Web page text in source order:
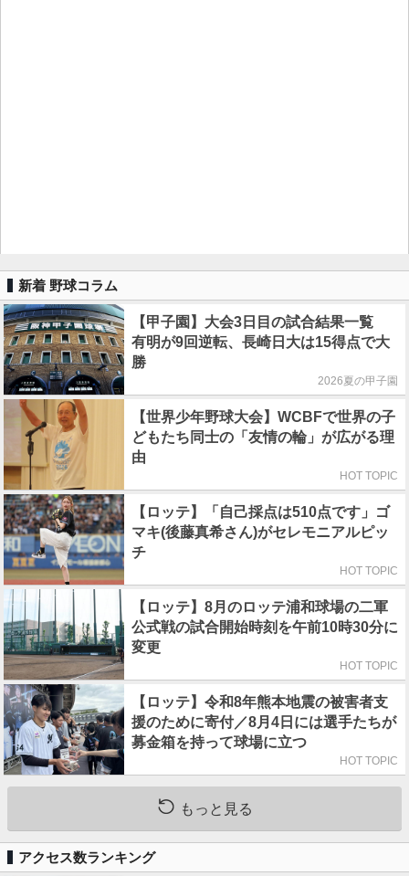
新着 野球コラム
【甲子園】大会3日目の試合結果一覧
有明が9回逆転、長崎日大は15得点で大
勝
2026夏の甲子園
【世界少年野球大会】WCBFで世界の子
どもたち同士の「友情の輪」が広がる理
由
HOT TOPIC
【ロッテ】「自己採点は510点です」ゴ
マキ(後藤真希さん)がセレモニアルピッ
チ
HOT TOPIC
【ロッテ】8月のロッテ浦和球場の二軍
公式戦の試合開始時刻を午前10時30分に
変更
HOT TOPIC
【ロッテ】令和8年熊本地震の被害者支
援のために寄付／8月4日には選手たちが
募金箱を持って球場に立つ
HOT TOPIC
もっと見る
アクセス数ランキング